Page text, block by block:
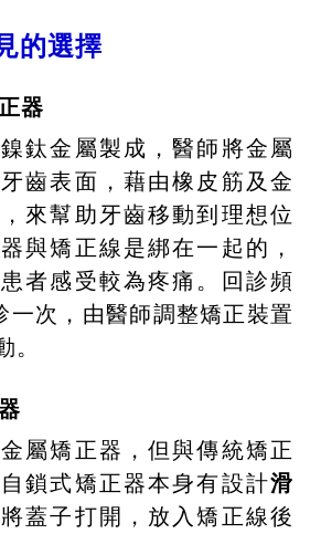
的選擇
器
鈦金屬製成，醫師將金屬
齒表面，藉由橡皮筋及金
來幫助牙齒移動到理想位
與矯正線是綁在一起的，
者感受較為疼痛。回診頻
一次，由醫師調整矯正裝置
屬矯正器，但與傳統矯正
鎖式矯正器本身有設計滑
將蓋子打開，放入矯正線後